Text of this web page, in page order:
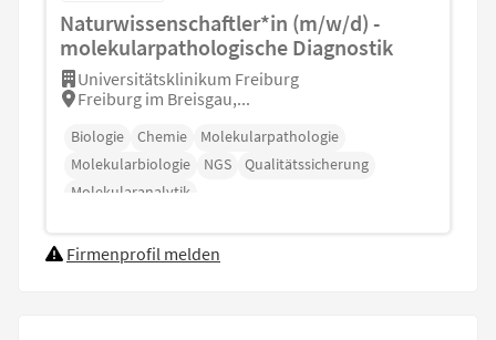
Naturwissenschaftler*in (m/w/d) -
molekularpathologische Diagnostik
Universitätsklinikum Freiburg
Freiburg im Breisgau,...
Biologie Chemie
Molekularpathologie
Molekularbiologie
NGS
Qualitätssicherung
Molekularanalytik
Firmenprofil melden